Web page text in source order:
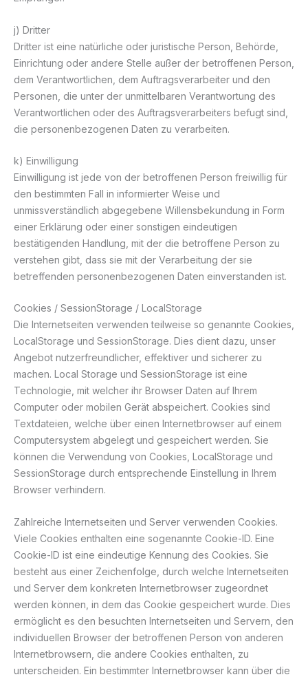
j) Dritter
Dritter ist eine natürliche oder juristische Person, Behörde,
Einrichtung oder andere Stelle außer der betroffenen Person,
dem Verantwortlichen, dem Auftragsverarbeiter und den
Personen, die unter der unmittelbaren Verantwortung des
Verantwortlichen oder des Auftragsverarbeiters befugt sind,
die personenbezogenen Daten zu verarbeiten.
k) Einwilligung
Einwilligung ist jede von der betroffenen Person freiwillig für
den bestimmten Fall in informierter Weise und
unmissverständlich abgegebene Willensbekundung in Form
einer Erklärung oder einer sonstigen eindeutigen
bestätigenden Handlung, mit der die betroffene Person zu
verstehen gibt, dass sie mit der Verarbeitung der sie
betreffenden personenbezogenen Daten einverstanden ist.
Cookies / SessionStorage / LocalStorage
Die Internetseiten verwenden teilweise so genannte Cookies,
LocalStorage und SessionStorage. Dies dient dazu, unser
Angebot nutzerfreundlicher, effektiver und sicherer zu
machen. Local Storage und SessionStorage ist eine
Technologie, mit welcher ihr Browser Daten auf Ihrem
Computer oder mobilen Gerät abspeichert. Cookies sind
Textdateien, welche über einen Internetbrowser auf einem
Computersystem abgelegt und gespeichert werden. Sie
können die Verwendung von Cookies, LocalStorage und
SessionStorage durch entsprechende Einstellung in Ihrem
Browser verhindern.
Zahlreiche Internetseiten und Server verwenden Cookies.
Viele Cookies enthalten eine sogenannte Cookie-ID. Eine
Cookie-ID ist eine eindeutige Kennung des Cookies. Sie
besteht aus einer Zeichenfolge, durch welche Internetseiten
und Server dem konkreten Internetbrowser zugeordnet
werden können, in dem das Cookie gespeichert wurde. Dies
ermöglicht es den besuchten Internetseiten und Servern, den
individuellen Browser der betroffenen Person von anderen
Internetbrowsern, die andere Cookies enthalten, zu
unterscheiden. Ein bestimmter Internetbrowser kann über die